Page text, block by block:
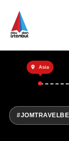
Utama
Private Trip
Open Trip
Tentang Kami
Hubungi Kami
Asia